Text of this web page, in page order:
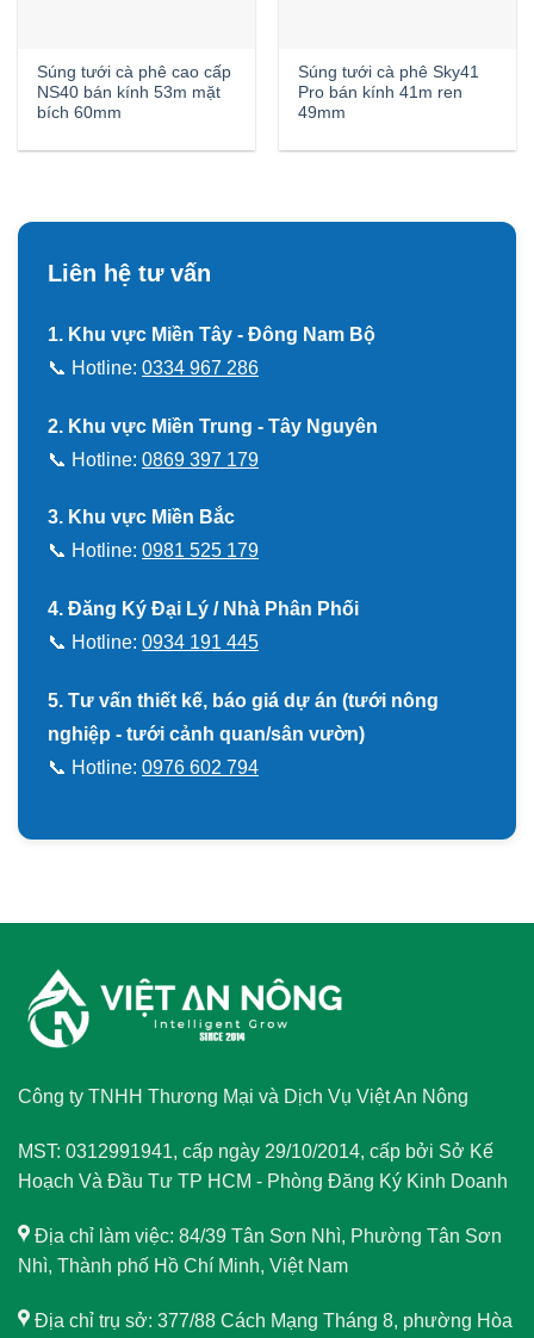
Súng tưới cà phê cao cấp
NS40 bán kính 53m mặt
bích 60mm
Súng tưới cà phê Sky41
Pro bán kính 41m ren
49mm
Liên hệ tư vấn
1. Khu vực Miền Tây - Đông Nam Bộ
📞 Hotline: 0334 967 286
2. Khu vực Miền Trung - Tây Nguyên
📞 Hotline: 0869 397 179
3. Khu vực Miền Bắc
📞 Hotline: 0981 525 179
4. Đăng Ký Đại Lý / Nhà Phân Phối
📞 Hotline: 0934 191 445
5. Tư vấn thiết kế, báo giá dự án (tưới nông
nghiệp - tưới cảnh quan/sân vườn)
📞 Hotline: 0976 602 794
Công ty TNHH Thương Mại và Dịch Vụ Việt An Nông
MST: 0312991941, cấp ngày 29/10/2014, cấp bởi Sở Kế
Hoạch Và Đầu Tư TP HCM - Phòng Đăng Ký Kinh Doanh
Địa chỉ làm việc: 84/39 Tân Sơn Nhì, Phường Tân Sơn
Nhì, Thành phố Hồ Chí Minh, Việt Nam
Địa chỉ trụ sở: 377/88 Cách Mạng Tháng 8, phường Hòa